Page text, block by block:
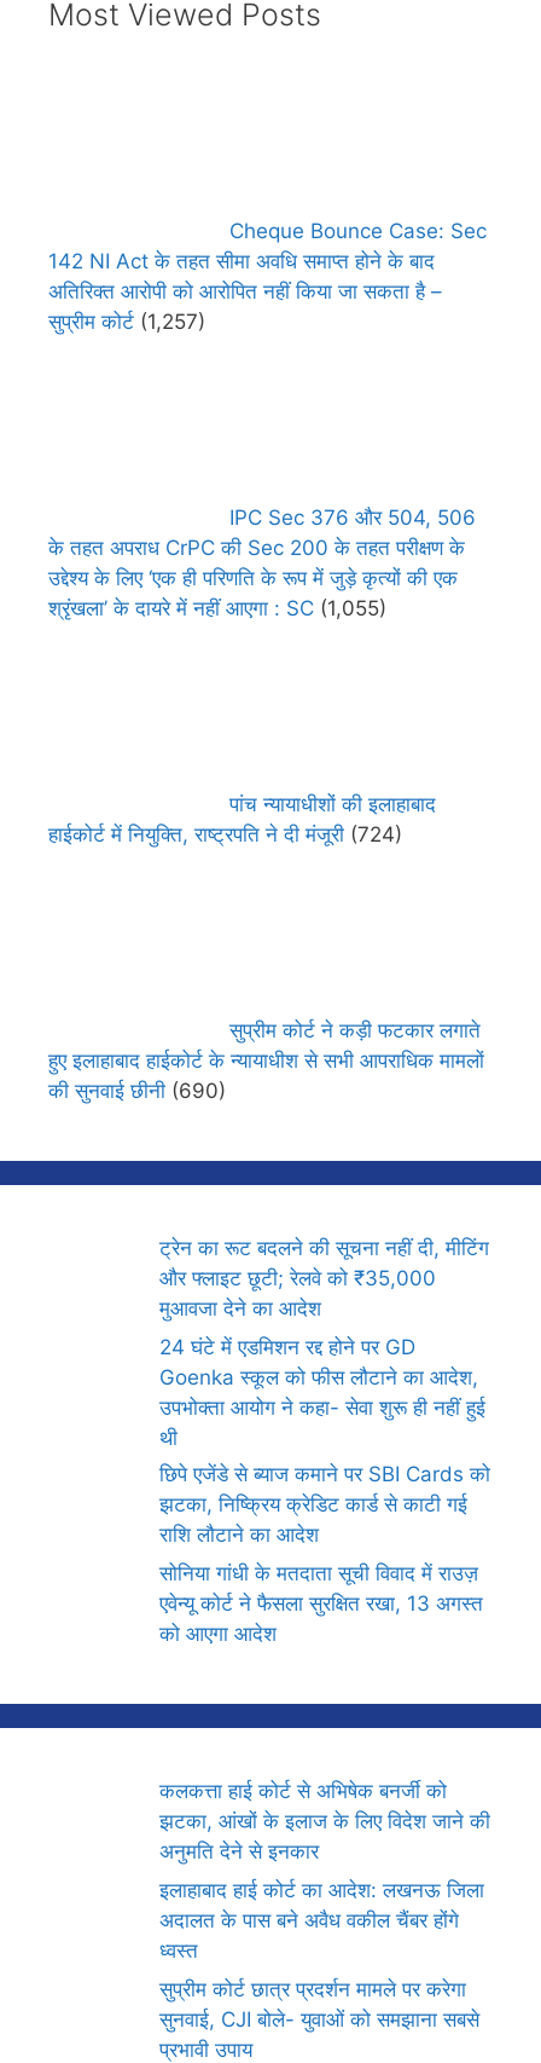
Most Viewed Posts
Cheque Bounce Case: Sec
142 NI Act के तहत सीमा अवधि समाप्त होने के बाद
अतिरिक्त आरोपी को आरोपित नहीं किया जा सकता है –
सुप्रीम कोर्ट (1,257)
IPC Sec 376 और 504, 506
के तहत अपराध CrPC की Sec 200 के तहत परीक्षण के
उद्देश्य के लिए ‘एक ही परिणति के रूप में जुड़े कृत्यों की एक
श्रृंखला’ के दायरे में नहीं आएगा : SC (1,055)
पांच न्यायाधीशों की इलाहाबाद
हाईकोर्ट में नियुक्ति, राष्ट्रपति ने दी मंजूरी (724)
सुप्रीम कोर्ट ने कड़ी फटकार लगाते
हुए इलाहाबाद हाईकोर्ट के न्यायाधीश से सभी आपराधिक मामलों
की सुनवाई छीनी (690)
ट्रेन का रूट बदलने की सूचना नहीं दी, मीटिंग
और फ्लाइट छूटी; रेलवे को ₹35,000
मुआवजा देने का आदेश
24 घंटे में एडमिशन रद्द होने पर GD
Goenka स्कूल को फीस लौटाने का आदेश,
उपभोक्ता आयोग ने कहा- सेवा शुरू ही नहीं हुई
थी
छिपे एजेंडे से ब्याज कमाने पर SBI Cards को
झटका, निष्क्रिय क्रेडिट कार्ड से काटी गई
राशि लौटाने का आदेश
सोनिया गांधी के मतदाता सूची विवाद में राउज़
एवेन्यू कोर्ट ने फैसला सुरक्षित रखा, 13 अगस्त
को आएगा आदेश
कलकत्ता हाई कोर्ट से अभिषेक बनर्जी को
झटका, आंखों के इलाज के लिए विदेश जाने की
अनुमति देने से इनकार
इलाहाबाद हाई कोर्ट का आदेश: लखनऊ जिला
अदालत के पास बने अवैध वकील चैंबर होंगे
ध्वस्त
सुप्रीम कोर्ट छात्र प्रदर्शन मामले पर करेगा
सुनवाई, CJI बोले- युवाओं को समझाना सबसे
प्रभावी उपाय